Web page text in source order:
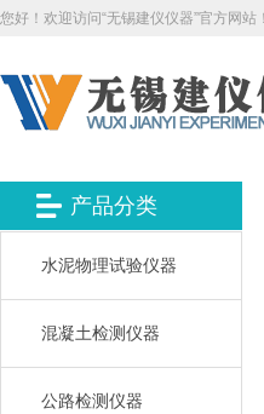
您好！欢迎访问“无锡建仪仪器”官方网
产品分类
水泥物理试验仪器
混凝土检测仪器
公路检测仪器